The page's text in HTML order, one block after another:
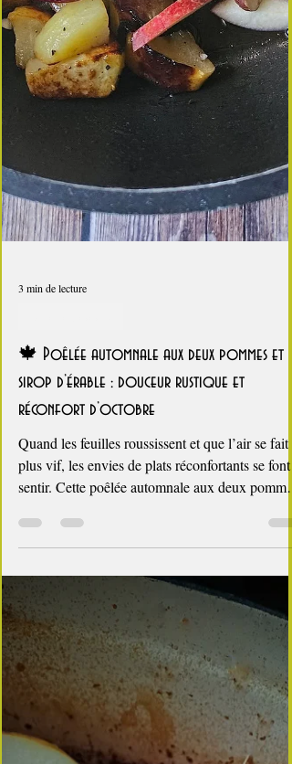
On a la patate !
🍁 Poêlée automnale aux deux pommes et
sirop d’érable : douceur rustique et
réconfort d’octobre
Quand les feuilles roussissent et que l’air se fait
plus vif, les envies de plats réconfortants se font
et sirop d’érable est une ode à la saison : des
pommes de terre fondantes, des pommes fruitées
légèrement caramélisées, et une touche sucrée-
salée qui évoque les forêts canadiennes. Une
recette simple, végétarienne , mais pleine de
caractère, qui peut aussi accompagner à merveille
une volaille rôtie ou un magret de canard po